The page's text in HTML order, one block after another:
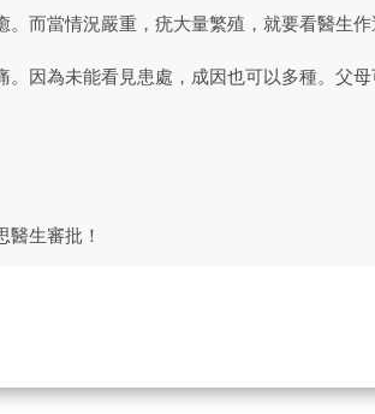
而當情況嚴重，疣大量繁殖，就要看醫生作
因為未能看見患處，成因也可以多種。父
生審批！